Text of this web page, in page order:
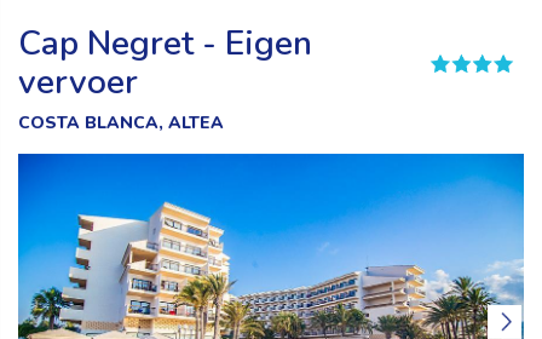
Cap Negret - Eigen
vervoer
COSTA BLANCA, ALTEA